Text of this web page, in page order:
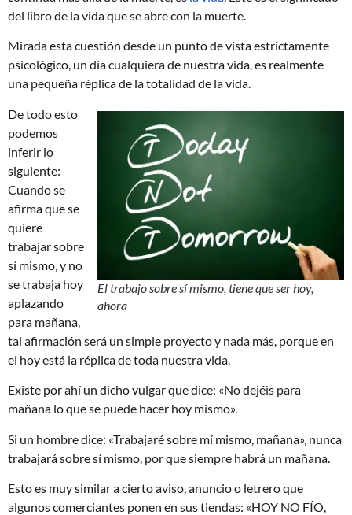
del libro de la vida que se abre con la muerte.
Mirada esta cuestión desde un punto de vista estrictamente
psicológico, un día cualquiera de nuestra vida, es realmente
una pequeña réplica de la totalidad de la vida.
El trabajo sobre sí mismo, tiene que ser hoy,
ahora
De todo esto
podemos
inferir lo
siguiente:
Cuando se
afirma que se
quiere
trabajar sobre
sí mismo, y no
se trabaja hoy
aplazando
para mañana,
tal afirmación será un simple proyecto y nada más, porque en
el hoy está la réplica de toda nuestra vida.
Existe por ahí un dicho vulgar que dice: «No dejéis para
mañana lo que se puede hacer hoy mismo».
Si un hombre dice: «Trabajaré sobre mí mismo, mañana», nunca
trabajará sobre sí mismo, por que siempre habrá un mañana.
Esto es muy similar a cierto aviso, anuncio o letrero que
algunos comerciantes ponen en sus tiendas: «HOY NO FÍO,